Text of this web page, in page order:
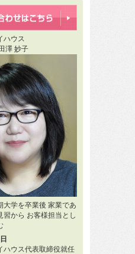
やすさ」の工夫」
の先も。住まいの安心をお約束」
ハウス
澤 妙子
大学を卒業後 家業であ
習から お客様担当とし
ハウス代表取締役就任